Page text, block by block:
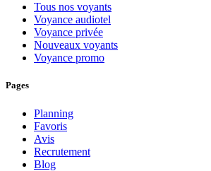
Tous nos voyants
Voyance audiotel
Voyance privée
Nouveaux voyants
Voyance promo
Pages
Planning
Favoris
Avis
Recrutement
Blog